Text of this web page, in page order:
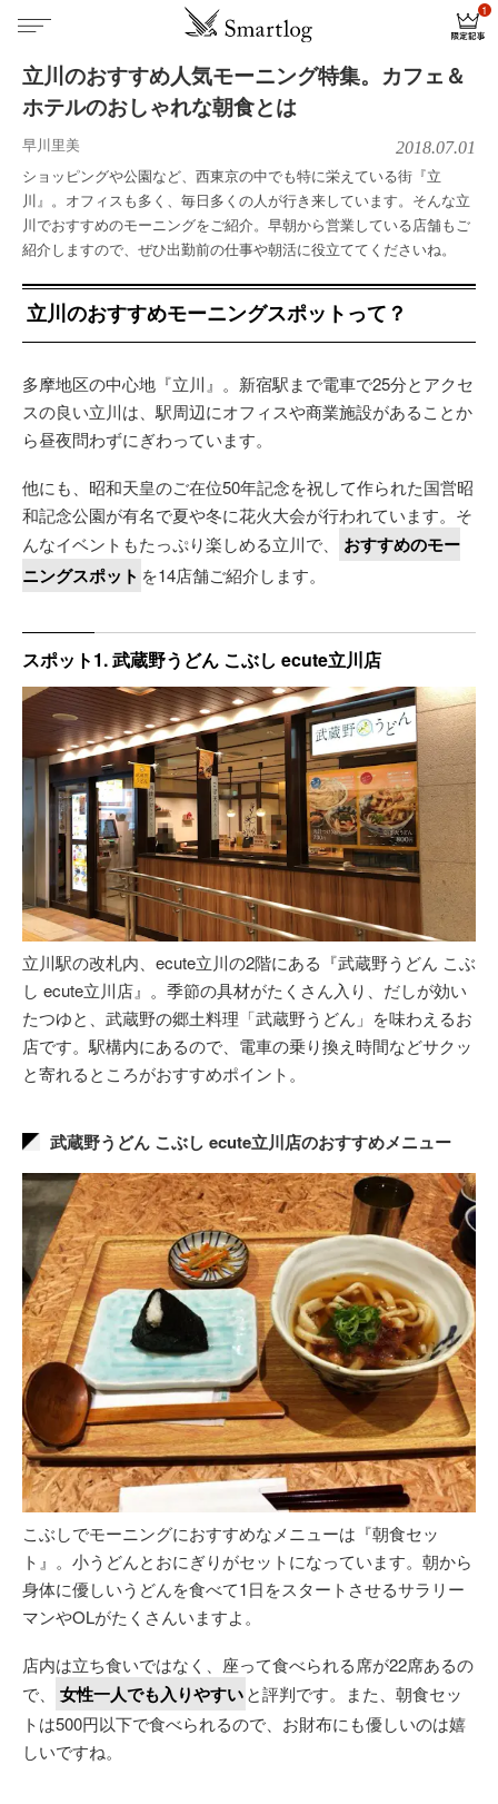
立川のおすすめ人気モーニング特集。カフェ＆
ホテルのおしゃれな朝食とは
早川里美 2018.07.01
ショッピングや公園など、西東京の中でも特に栄えている街『立
川』。オフィスも多く、毎日多くの人が行き来しています。そんな立
川でおすすめのモーニングをご紹介。早朝から営業している店舗もご
紹介しますので、ぜひ出勤前の仕事や朝活に役立ててくださいね。
立川のおすすめモーニングスポットって？
多摩地区の中心地『立川』。新宿駅まで電車で25分とアクセ
スの良い立川は、駅周辺にオフィスや商業施設があることか
ら昼夜問わずにぎわっています。
他にも、昭和天皇のご在位50年記念を祝して作られた国営昭
和記念公園が有名で夏や冬に花火大会が行われています。そ
んなイベントもたっぷり楽しめる立川で、
おすすめのモー
ニングスポット を14店舗ご紹介します。
スポット1. 武蔵野うどん こぶし ecute立川店
立川駅の改札内、ecute立川の2階にある『武蔵野うどん こぶ
し ecute立川店』。季節の具材がたくさん入り、だしが効い
たつゆと、武蔵野の郷土料理「武蔵野うどん」を味わえるお
店です。駅構内にあるので、電車の乗り換え時間などサクッ
と寄れるところがおすすめポイント。
武蔵野うどん こぶし ecute立川店のおすすめメニュー
こぶしでモーニングにおすすめなメニューは『朝食セッ
ト』。小うどんとおにぎりがセットになっています。朝から
身体に優しいうどんを食べて1日をスタートさせるサラリー
マンやOLがたくさんいますよ。
店内は立ち食いではなく、座って食べられる席が22席あるの
で、
女性一人でも入りやすいと評判です。また、朝食セッ
トは500円以下で食べられるので、お財布にも優しいのは嬉
しいですね。